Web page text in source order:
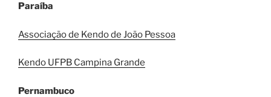
Paraíba
Associação de Kendo de João Pessoa
Kendo UFPB Campina Grande
Pernambuco